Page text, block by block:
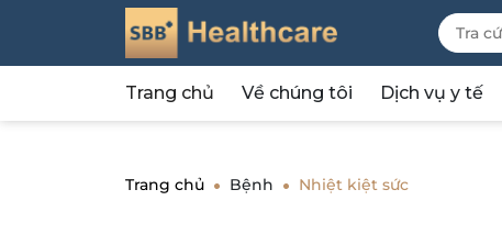
Trang chủ Về chúng tôi Dịch vụ y tế
Trang chủ Bệnh Nhiệt kiệt sức